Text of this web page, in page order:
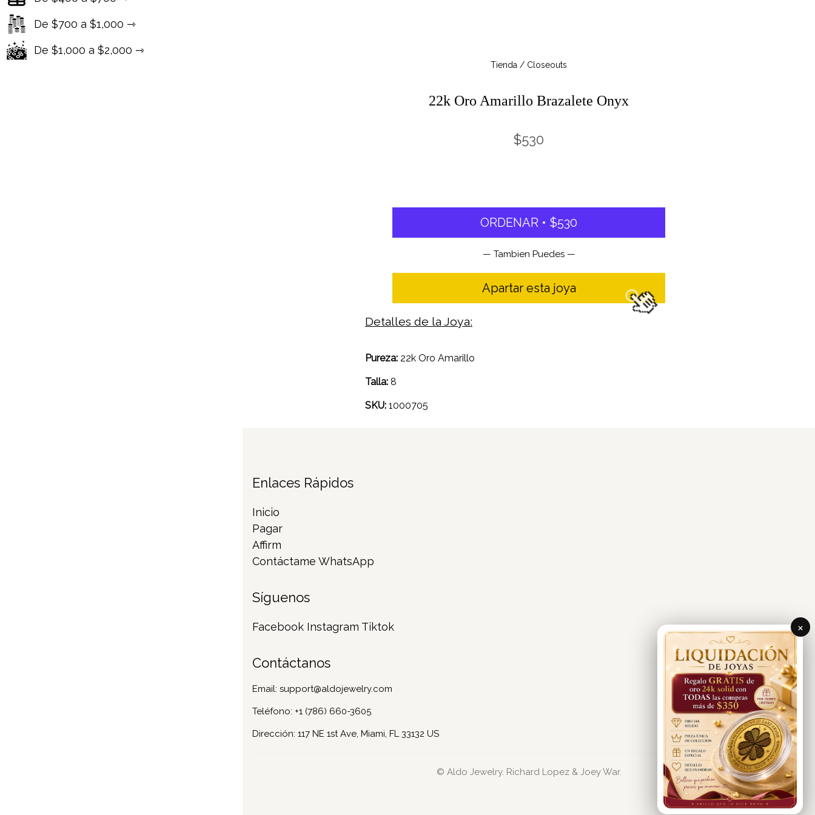
De $700 a $1,000 ⇾
De $1,000 a $2,000 ⇾
Tienda / Closeouts
22k Oro Amarillo Brazalete Onyx
$530
ORDENAR • $530
— Tambien Puedes —
Apartar esta joya
Detalles de la Joya:
Pureza: 22k Oro Amarillo
Talla: 8
SKU: 1000705
Enlaces Rápidos
Inicio
Pagar
Affirm
Contáctame WhatsApp
Síguenos
Facebook Instagram Tiktok
Contáctanos
Email: support@aldojewelry.com
Teléfono: +1 (786) 660-3605
Dirección: 117 NE 1st Ave, Miami, FL 33132 US
© Aldo Jewelry. Richard Lopez & Joey War.
×